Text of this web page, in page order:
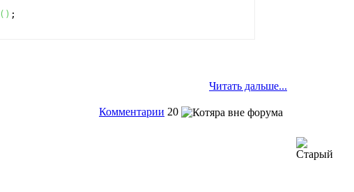
( )
Читать дальше...
Комментарии 20